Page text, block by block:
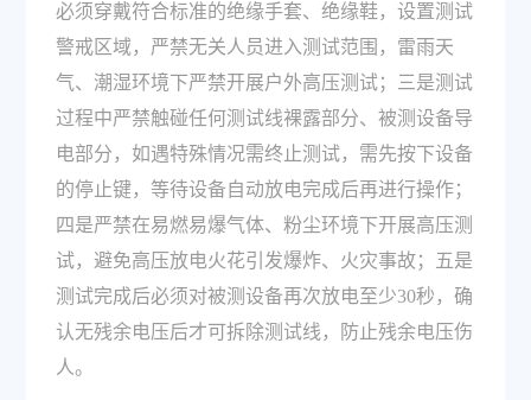
必须穿戴符合标准的绝缘手套、绝缘鞋，设置测试
警戒区域，严禁无关人员进入测试范围，雷雨天
气、潮湿环境下严禁开展户外高压测试；三是测试
过程中严禁触碰任何测试线裸露部分、被测设备导
电部分，如遇特殊情况需终止测试，需先按下设备
的停止键，等待设备自动放电完成后再进行操作；
四是严禁在易燃易爆气体、粉尘环境下开展高压测
试，避免高压放电火花引发爆炸、火灾事故；五是
测试完成后必须对被测设备再次放电至少30秒，确
认无残余电压后才可拆除测试线，防止残余电压伤
人。